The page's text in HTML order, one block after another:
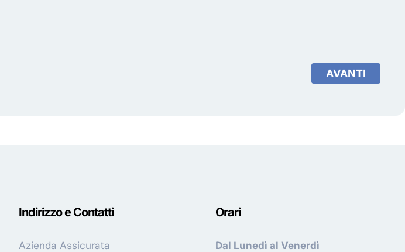
AVANTI
Indirizzo e Contatti
Azienda Assicurata
Orari
Dal Lunedì al Venerdì